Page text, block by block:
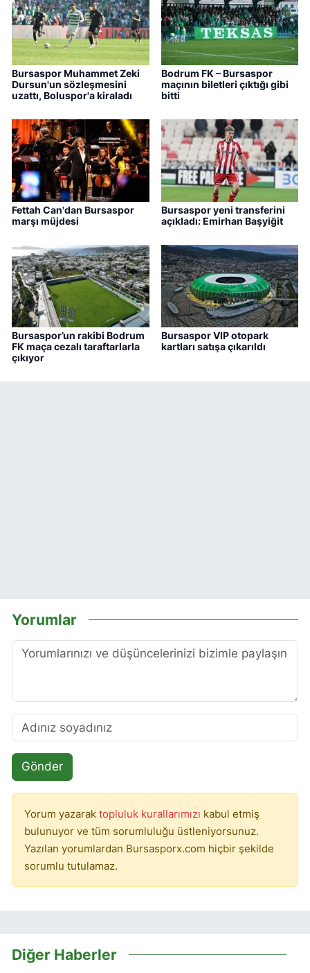
Bursaspor Muhammet Zeki
Dursun'un sözleşmesini
uzattı, Boluspor'a kiraladı
Bodrum FK – Bursaspor
maçının biletleri çıktığı gibi
bitti
Fettah Can'dan Bursaspor
marşı müjdesi
Bursaspor yeni transferini
açıkladı: Emirhan Başyiğit
Bursaspor’un rakibi Bodrum
FK maça cezalı taraftarlarla
çıkıyor
Bursaspor VIP otopark
kartları satışa çıkarıldı
Yorumlar
Gönder
Yorum yazarak topluluk kurallarımızı kabul etmiş
bulunuyor ve tüm sorumluluğu üstleniyorsunuz.
Yazılan yorumlardan Bursasporx.com hiçbir şekilde
sorumlu tutulamaz.
Diğer Haberler